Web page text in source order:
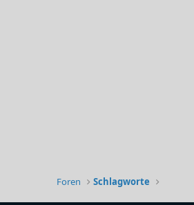
Foren Schlagworte